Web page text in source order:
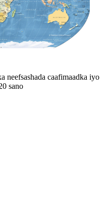
neefsashada caafimaadka iyo
sano